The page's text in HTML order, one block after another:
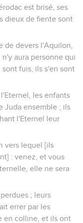
est brisé, ses
dieux de fiente sont
de devers l'Aquilon,
aura personne qui
fuis, ils s'en sont
les enfants
Juda ensemble ; ils
l'Eternel leur
vers lequel [ils
: venez, et vous
elle ne sera
; leurs
errer par les
en colline, et ils ont